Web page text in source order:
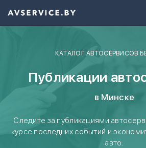
КАТАЛОГ АВТОСЕРВИСОВ
Публикации
в Минске
Следите за публикациями
курсе последних событий и
авто.